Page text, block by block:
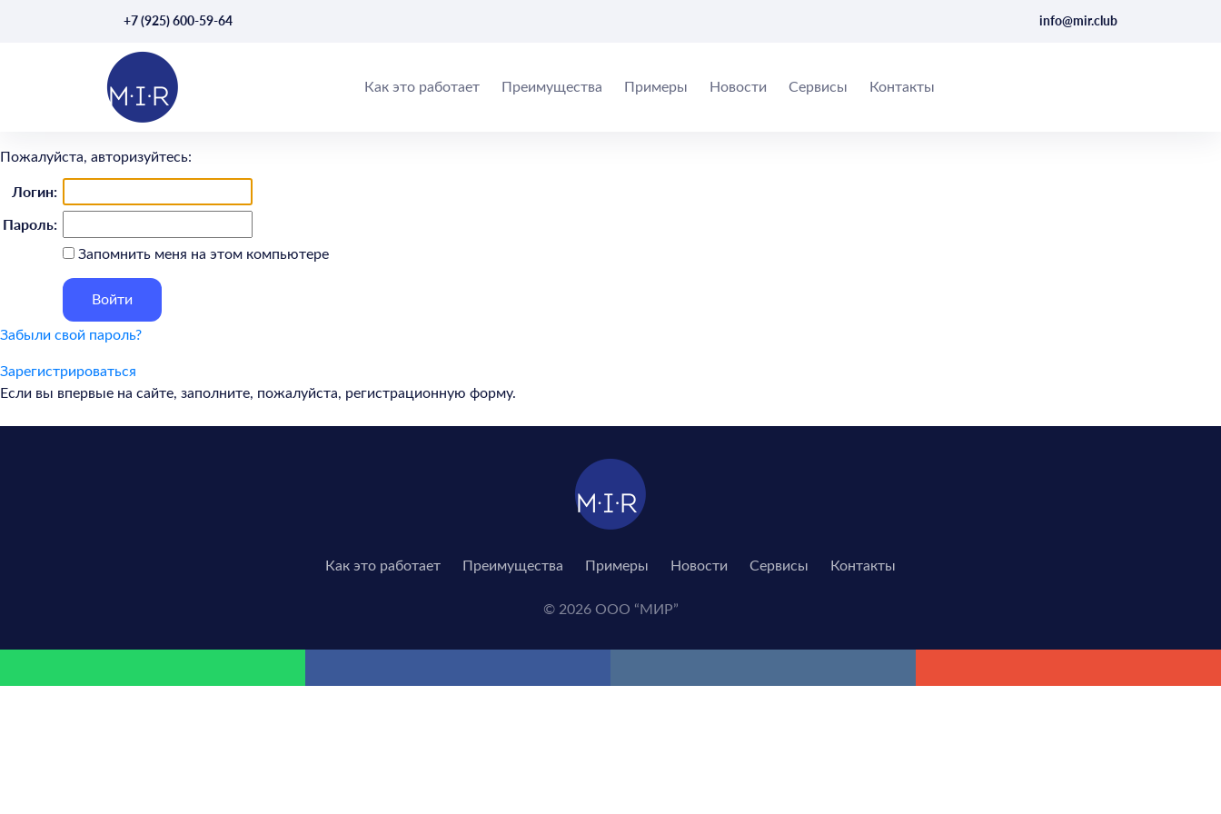
+7 (925) 600-59-64 info@mir.club
Как это работает Преимущества Примеры Новости Сервисы Контакты
Пожалуйста, авторизуйтесь:
Логин:
Пароль:
Запомнить меня на этом компьютере
Забыли свой пароль?
Зарегистрироваться
Если вы впервые на сайте, заполните, пожалуйста, регистрационную форму.
Как это работает Преимущества Примеры Новости Сервисы Контакты
© 2026 ООО “МИР”